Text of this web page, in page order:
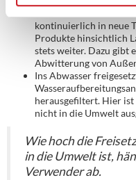
kontinuierlich in neue
Produkte hinsichtlich
stets weiter. Dazu gibt
Abwitterung von
Ins Abwasser
herausgefiltert. Hier ist
nicht in die Umwelt
Wie hoch die
in die Umwelt ist,
Verwender ab.